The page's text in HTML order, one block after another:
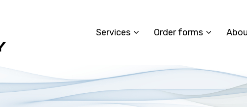
Services Order forms